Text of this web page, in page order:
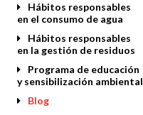
Hábitos responsables
en el consumo de agua
Hábitos responsables
en la gestión de residuos
Programa de educación
y sensibilización ambiental
Blog